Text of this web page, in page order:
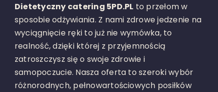
Dietetyczny catering 5PD.PL to przełom w
sposobie odżywiania. Z nami zdrowe jedzenie na
wyciągnięcie ręki to już nie wymówka, to
realność, dzięki której z przyjemnością
zatroszczysz się o swoje zdrowie i
samopoczucie. Nasza oferta to szeroki wybór
różnorodnych, pełnowartościowych posiłków